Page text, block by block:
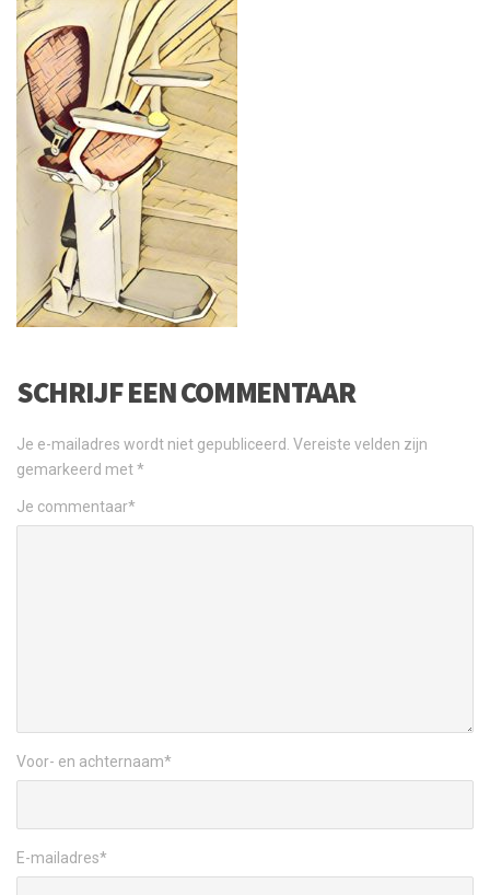
SCHRIJF EEN COMMENTAAR
Je e-mailadres wordt niet gepubliceerd. Vereiste velden zijn
gemarkeerd met*
Je commentaar*
Voor- en achternaam*
E-mailadres*